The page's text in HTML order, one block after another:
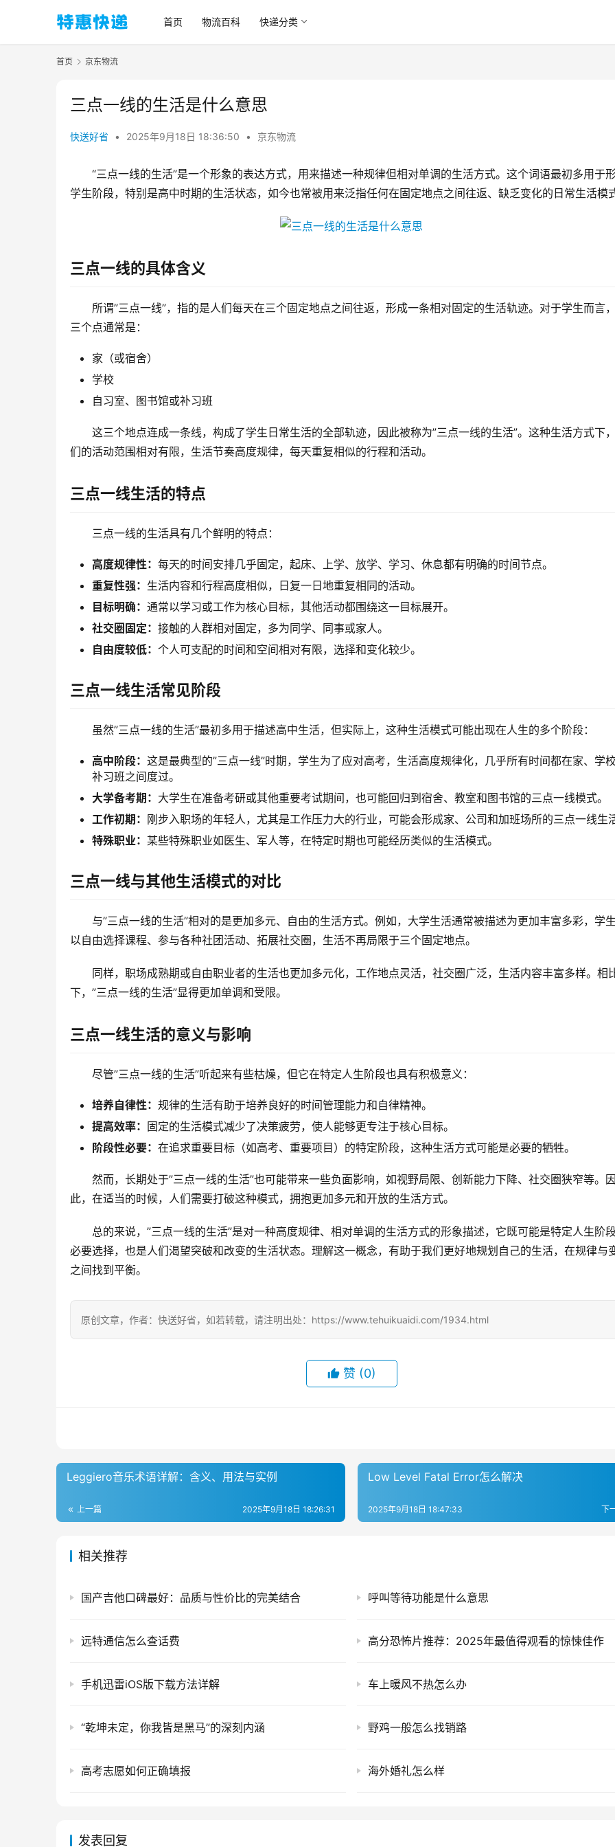
首页 物流百科 快递分类
首页 京东物流
三点一线的生活是什么意思
快送好省 • 2025年9月18日 18:36:50 • 京东物流
“三点一线的生活”是一个形象的表达方式，用来描述一种规律但相对单调的生活方式。这个词语最初多用于
学生阶段，特别是高中时期的生活状态，如今也常被用来泛指任何在固定地点之间往返、缺乏变化的日常生活模
三点一线的具体含义
所谓”三点一线”，指的是人们每天在三个固定地点之间往返，形成一条相对固定的生活轨迹。对于学生而言
三个点通常是：
家（或宿舍）
学校
自习室、图书馆或补习班
这三个地点连成一条线，构成了学生日常生活的全部轨迹，因此被称为”三点一线的生活”。这种生活方式下
们的活动范围相对有限，生活节奏高度规律，每天重复相似的行程和活动。
三点一线生活的特点
三点一线的生活具有几个鲜明的特点：
高度规律性： 每天的时间安排几乎固定，起床、上学、放学、学习、休息都有明确的时间节点。
重复性强： 生活内容和行程高度相似，日复一日地重复相同的活动。
目标明确： 通常以学习或工作为核心目标，其他活动都围绕这一目标展开。
社交圈固定： 接触的人群相对固定，多为同学、同事或家人。
自由度较低： 个人可支配的时间和空间相对有限，选择和变化较少。
三点一线生活常见阶段
虽然”三点一线的生活”最初多用于描述高中生活，但实际上，这种生活模式可能出现在人生的多个阶段：
高中阶段： 这是最典型的”三点一线”时期，学生为了应对高考，生活高度规律化，几乎所有时间都在家、学
补习班之间度过。
大学备考期： 大学生在准备考研或其他重要考试期间，也可能回归到宿舍、教室和图书馆的三点一线模式。
工作初期： 刚步入职场的年轻人，尤其是工作压力大的行业，可能会形成家、公司和加班场所的三点一线生
特殊职业： 某些特殊职业如医生、军人等，在特定时期也可能经历类似的生活模式。
三点一线与其他生活模式的对比
与”三点一线的生活”相对的是更加多元、自由的生活方式。例如，大学生活通常被描述为更加丰富多彩，学
以自由选择课程、参与各种社团活动、拓展社交圈，生活不再局限于三个固定地点。
同样，职场成熟期或自由职业者的生活也更加多元化，工作地点灵活，社交圈广泛，生活内容丰富多样。相
下，”三点一线的生活”显得更加单调和受限。
三点一线生活的意义与影响
尽管”三点一线的生活”听起来有些枯燥，但它在特定人生阶段也具有积极意义：
培养自律性： 规律的生活有助于培养良好的时间管理能力和自律精神。
提高效率： 固定的生活模式减少了决策疲劳，使人能够更专注于核心目标。
阶段性必要： 在追求重要目标（如高考、重要项目）的特定阶段，这种生活方式可能是必要的牺牲。
然而，长期处于”三点一线的生活”也可能带来一些负面影响，如视野局限、创新能力下降、社交圈狭窄等。
此，在适当的时候，人们需要打破这种模式，拥抱更加多元和开放的生活方式。
总的来说，”三点一线的生活”是对一种高度规律、相对单调的生活方式的形象描述，它既可能是特定人生阶
必要选择，也是人们渴望突破和改变的生活状态。理解这一概念，有助于我们更好地规划自己的生活，在规律与
之间找到平衡。
原创文章，作者：快送好省，如若转载，请注明出处：https://www.tehuikuaidi.com/1934.html
赞 (0)
Leggiero音乐术语详解：含义、用法与实例
上一篇 2025年9月18日 18:26:31
Low Level Fatal Error怎么解决
下
2025年9月18日 18:47:33
相关推荐
国产吉他口碑最好：品质与性价比的完美结合 呼叫等待功能是什么意思
远特通信怎么查话费 高分恐怖片推荐：2025年最值得观看的惊悚佳作
手机迅雷iOS版下载方法详解 车上暖风不热怎么办
“乾坤未定，你我皆是黑马”的深刻内涵 野鸡一般怎么找销路
高考志愿如何正确填报 海外婚礼怎么样
发表回复